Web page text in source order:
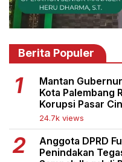
Berita Populer
Mantan
Kota Palembang
Korupsi Pasar
24.7k views
Anggota DPRD
Penindakan